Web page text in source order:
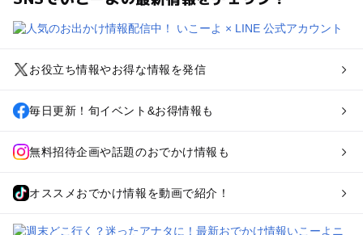
お役立ち情報やお得な情報を発信
毎日更新！旬イベント&お得情報も
無料招待企画や話題のおでかけ情報も
オススメおでかけ情報を動画で紹介！